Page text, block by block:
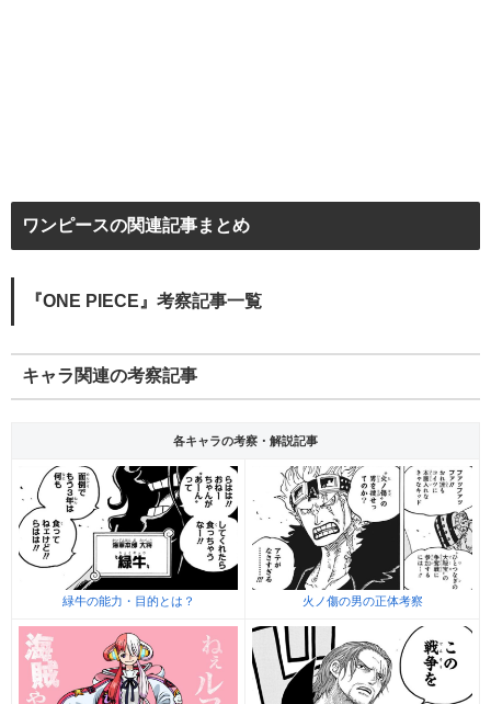
ワンピースの関連記事まとめ
『ONE PIECE』考察記事一覧
キャラ関連の考察記事
各キャラの考察・解説記事
緑牛の能力・目的とは？ 火ノ傷の男の正体考察